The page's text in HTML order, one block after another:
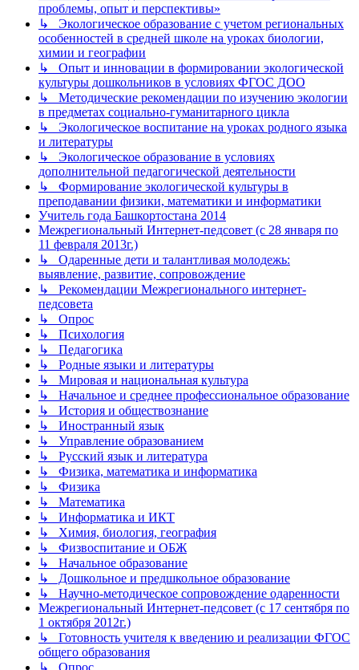
проблемы, опыт и перспективы»
↳ Экологическое образование с учетом региональных
особенностей в средней школе на уроках биологии,
химии и географии
↳ Опыт и инновации в формировании экологической
культуры дошкольников в условиях ФГОС ДОО
↳ Методические рекомендации по изучению экологии
в предметах социально-гуманитарного цикла
↳ Экологическое воспитание на уроках родного языка
и литературы
↳ Экологическое образование в условиях
дополнительной педагогической деятельности
↳ Формирование экологической культуры в
преподавании физики, математики и информатики
Учитель года Башкортостана 2014
Межрегиональный Интернет-педсовет (с 28 января по
11 февраля 2013г.)
↳ Одаренные дети и талантливая молодежь:
выявление, развитие, сопровождение
↳ Рекомендации Межрегионального интернет-
педсовета
↳ Опрос
↳ Психология
↳ Педагогика
↳ Родные языки и литературы
↳ Мировая и национальная культура
↳ Начальное и среднее профессиональное образование
↳ История и обществознание
↳ Иностранный язык
↳ Управление образованием
↳ Русский язык и литература
↳ Физика, математика и информатика
↳ Физика
↳ Математика
↳ Информатика и ИКТ
↳ Химия, биология, география
↳ Физвоспитание и ОБЖ
↳ Начальное образование
↳ Дошкольное и предшкольное образование
↳ Научно-методическое сопровождение одаренности
Межрегиональный Интернет-педсовет (с 17 сентября по
1 октября 2012г.)
↳ Готовность учителя к введению и реализации ФГОС
общего образования
↳ Опрос